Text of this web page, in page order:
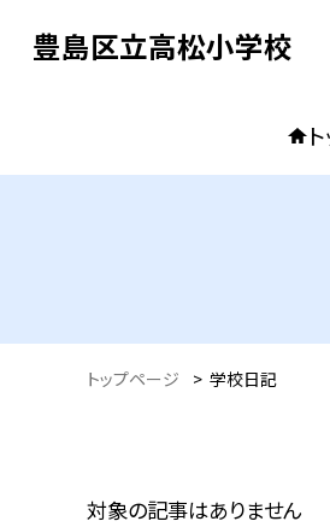
豊島区立高松小学校
トップページ > 学校日記
対象の記事はありません